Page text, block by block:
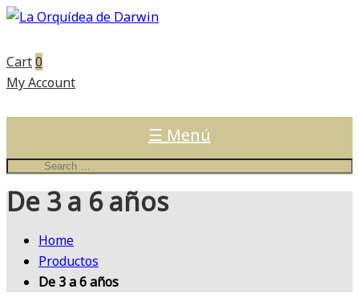
Cart0
My Account
☰ Menú
De 3 a 6 años
Home
Productos
De 3 a 6 años